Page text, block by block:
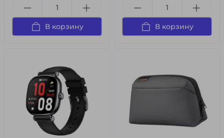
В корзину В корзину